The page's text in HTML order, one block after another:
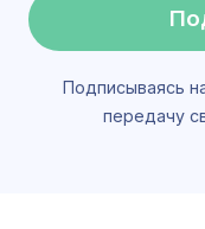
Подписываясь
передачу